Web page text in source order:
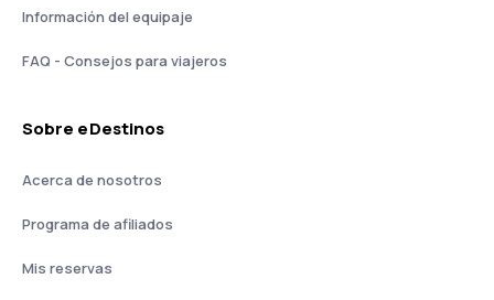
Información del equipaje
FAQ - Consejos para viajeros
Sobre eDestinos
Acerca de nosotros
Programa de afiliados
Mis reservas